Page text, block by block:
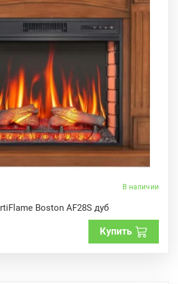
В наличии
Boston AF28S дуб
Купить